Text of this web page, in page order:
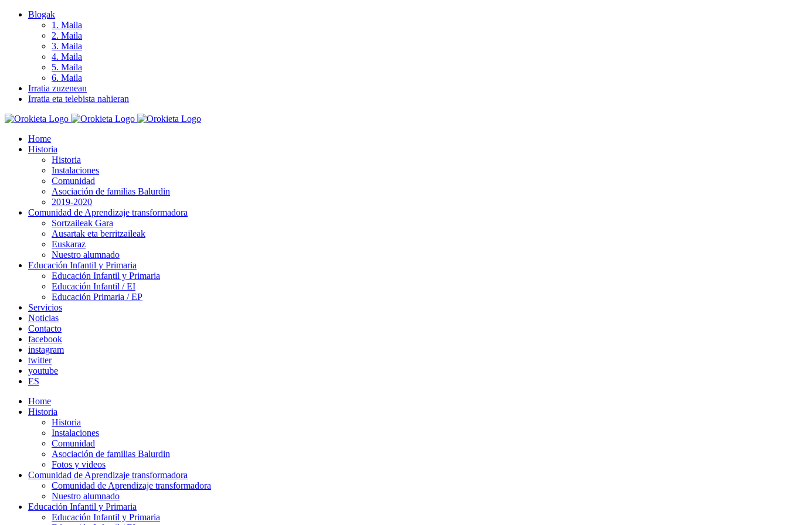
Skip
Blogak
1. Maila
2. Maila
3. Maila
4. Maila
5. Maila
6. Maila
Irratia zuzenean
Irratia eta telebista nahieran
Home
Historia
Historia
Instalaciones
Comunidad
Asociación de familias Balurdin
2019-2020
Comunidad de Aprendizaje transformadora
Sortzaileak Gara
Ausartak eta berritzaileak
Euskaraz
Nuestro alumnado
Educación Infantil y Primaria
Educación Infantil y Primaria
Educación Infantil / EI
Educación Primaria / EP
Servicios
Noticias
Contacto
facebook
instagram
twitter
youtube
ES
Home
Historia
Historia
Instalaciones
Comunidad
Asociación de familias Balurdin
Fotos y videos
Comunidad de Aprendizaje transformadora
Comunidad de Aprendizaje transformadora
Nuestro alumnado
Educación Infantil y Primaria
Educación Infantil y Primaria